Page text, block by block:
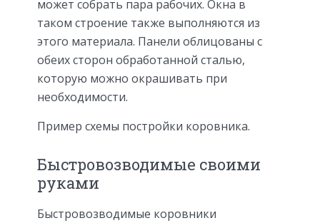
может собрать пара рабочих. Окна в
таком строение также выполняются из
этого материала. Панели облицованы с
обеих сторон обработанной сталью,
которую можно окрашивать при
необходимости.
Пример схемы постройки коровника.
Быстровозводимые своими
руками
Быстровозводимые коровники